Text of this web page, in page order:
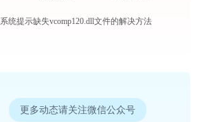
系统提示缺失vcomp120.dll文件的解决方法
更多动态请关注微信公众号